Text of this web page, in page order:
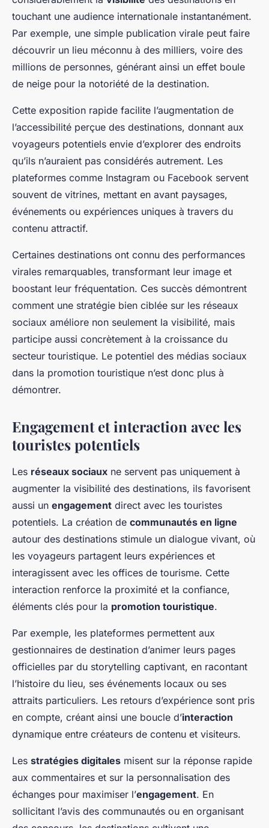
touchant une audience internationale instantanément.
Par exemple, une simple publication virale peut faire
découvrir un lieu méconnu à des milliers, voire des
millions de personnes, générant ainsi un effet boule
de neige pour la notoriété de la destination.
Cette exposition rapide facilite l’augmentation de
l’accessibilité perçue des destinations, donnant aux
voyageurs potentiels envie d’explorer des endroits
qu’ils n’auraient pas considérés autrement. Les
plateformes comme Instagram ou Facebook servent
souvent de vitrines, mettant en avant paysages,
événements ou expériences uniques à travers du
contenu attractif.
Certaines destinations ont connu des performances
virales remarquables, transformant leur image et
boostant leur fréquentation. Ces succès démontrent
comment une stratégie bien ciblée sur les réseaux
sociaux améliore non seulement la visibilité, mais
participe aussi concrètement à la croissance du
secteur touristique. Le potentiel des médias sociaux
dans la promotion touristique n’est donc plus à
démontrer.
Engagement et interaction avec les
touristes potentiels
Les réseaux sociaux ne servent pas uniquement à
augmenter la visibilité des destinations, ils favorisent
aussi un engagement direct avec les touristes
potentiels. La création de communautés en ligne
autour des destinations stimule un dialogue vivant, où
les voyageurs partagent leurs expériences et
interagissent avec les offices de tourisme. Cette
interaction renforce la proximité et la confiance,
éléments clés pour la promotion touristique.
Par exemple, les plateformes permettent aux
gestionnaires de destination d’animer leurs pages
officielles par du storytelling captivant, en racontant
l’histoire du lieu, ses événements locaux ou ses
attraits particuliers. Les retours d’expérience sont pris
en compte, créant ainsi une boucle d’interaction
dynamique entre créateurs de contenu et visiteurs.
Les stratégies digitales misent sur la réponse rapide
aux commentaires et sur la personnalisation des
échanges pour maximiser l’engagement. En
sollicitant l’avis des communautés ou en organisant